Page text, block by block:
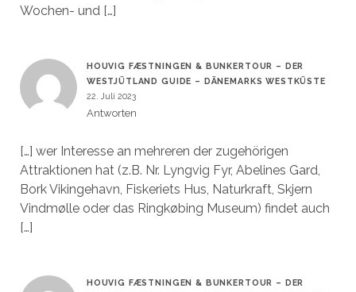
Wochen- und […]
HOUVIG FÆSTNINGEN & BUNKERTOUR – DER
WESTJÜTLAND GUIDE – DÄNEMARKS WESTKÜSTE
22. Juli 2023
Antworten
[…] wer Interesse an mehreren der zugehörigen
Attraktionen hat (z.B. Nr. Lyngvig Fyr, Abelines Gard,
Bork Vikingehavn, Fiskeriets Hus, Naturkraft, Skjern
Vindmølle oder das Ringkøbing Museum) findet auch
[…]
HOUVIG FÆSTNINGEN & BUNKERTOUR – DER